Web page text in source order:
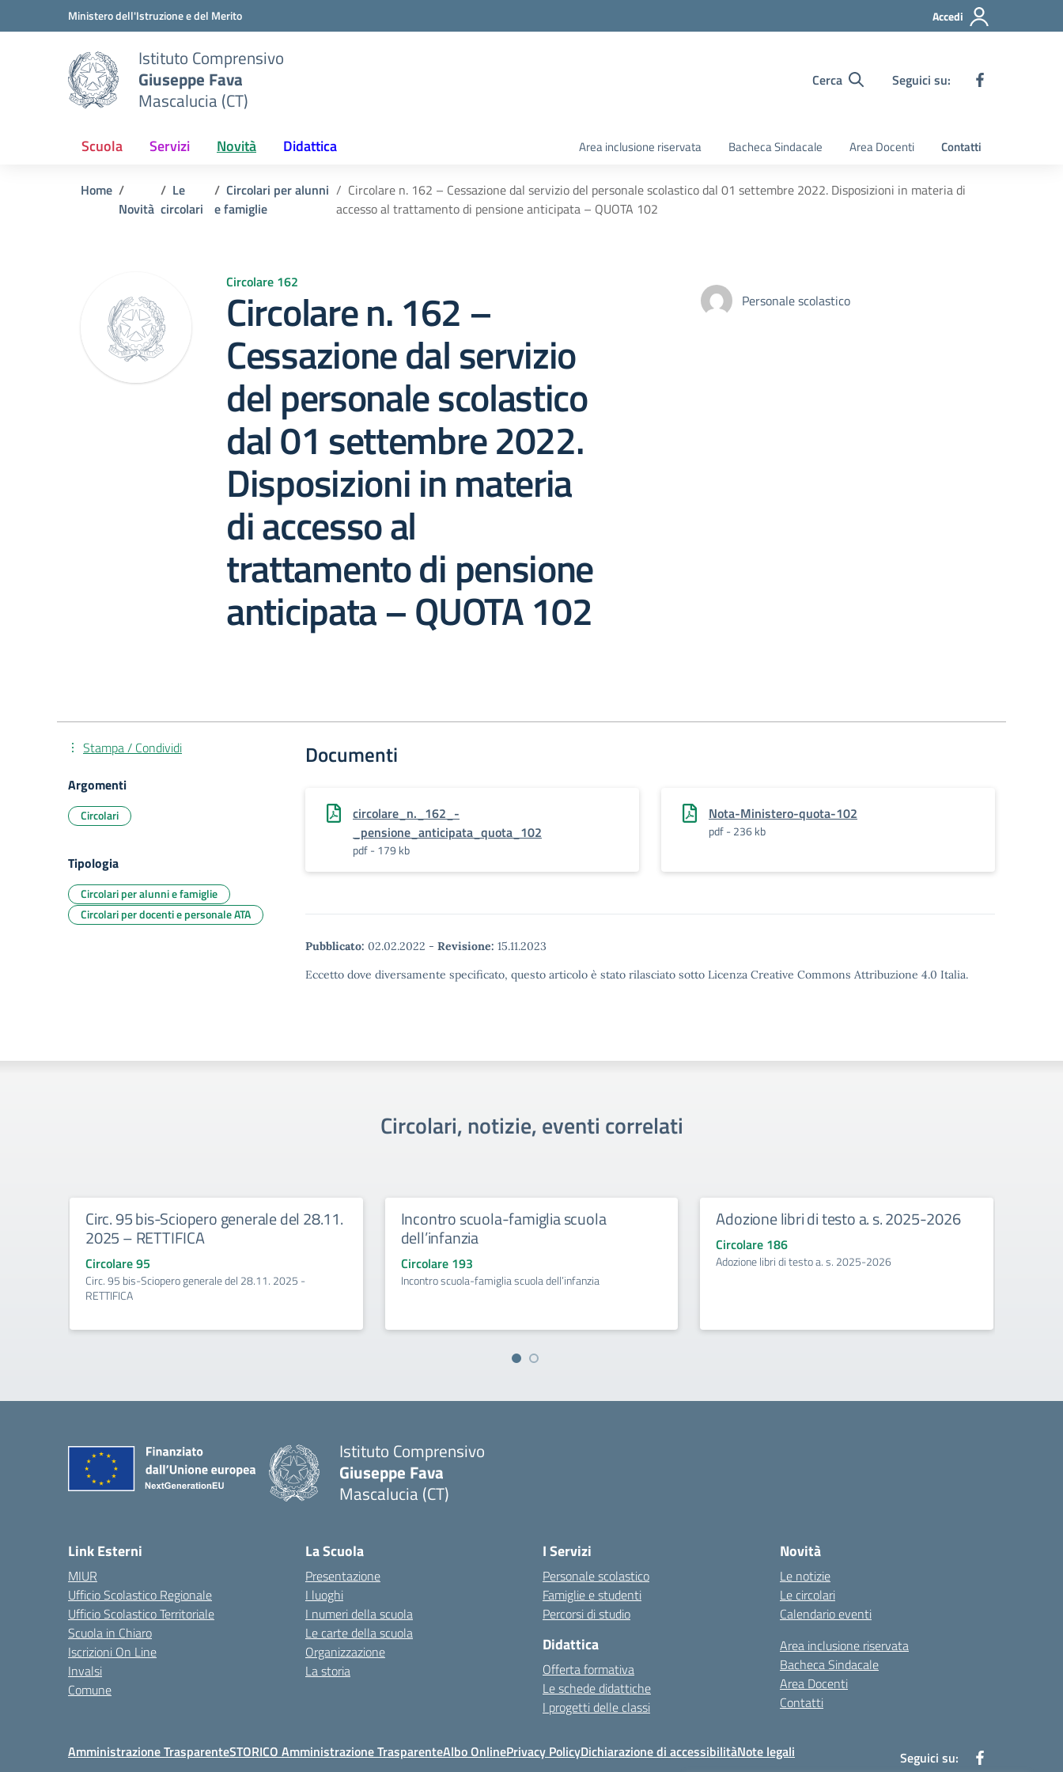
Vai ai contenuti
Vai al menu di navigazioneMinistero dell'Istruzione e del Merito Accedi
Istituto Comprensivo
Giuseppe Fava
Mascalucia (CT)
Cerca Seguici su:
Scuola Servizi Novità Didattica Area inclusione riservata Bacheca Sindacale Area Docenti Contatti
Home
Novità
Le
circolari
Circolari per alunni
e famiglie
Circolare n. 162 – Cessazione dal servizio del personale scolastico dal 01 settembre 2022. Disposizioni in materia di
accesso al trattamento di pensione anticipata – QUOTA 102
Circolare 162
Circolare n. 162 –
Cessazione dal servizio
del personale scolastico
dal 01 settembre 2022.
Disposizioni in materia
di accesso al
trattamento di pensione
anticipata – QUOTA 102
Personale scolastico
Documenti
circolare_n._162_-
_pensione_anticipata_quota_102
pdf - 179 kb
Nota-Ministero-quota-102
pdf - 236 kb
Pubblicato: 02.02.2022 - Revisione: 15.11.2023
Eccetto dove diversamente specificato, questo articolo è stato rilasciato sotto Licenza Creative Commons Attribuzione 4.0 Italia.
Stampa / Condividi
Argomenti
Circolari
Tipologia
Circolari per alunni e famiglie
Circolari per docenti e personale ATA
Circolari, notizie, eventi correlati
Circ. 95 bis-Sciopero generale del 28.11.
2025 – RETTIFICA
Circolare 95
Circ. 95 bis-Sciopero generale del 28.11. 2025 -
RETTIFICA
Incontro scuola-famiglia scuola
dell’infanzia
Circolare 193
Incontro scuola-famiglia scuola dell’infanzia
Adozione libri di testo a. s. 2025-2026
Circolare 186
Adozione libri di testo a. s. 2025-2026
Istituto Comprensivo
Giuseppe Fava
Mascalucia (CT)
Link Esterni
MIUR
Ufficio Scolastico Regionale
Ufficio Scolastico Territoriale
Scuola in Chiaro
Iscrizioni On Line
Invalsi
Comune
La Scuola
Presentazione
I luoghi
I numeri della scuola
Le carte della scuola
Organizzazione
La storia
I Servizi
Personale scolastico
Famiglie e studenti
Percorsi di studio
Didattica
Offerta formativa
Le schede didattiche
I progetti delle classi
Novità
Le notizie
Le circolari
Calendario eventi
Area inclusione riservata
Bacheca Sindacale
Area Docenti
Contatti
Amministrazione TrasparenteSTORICO Amministrazione TrasparenteAlbo OnlinePrivacy PolicyDichiarazione di accessibilitàNote legali Seguici su: